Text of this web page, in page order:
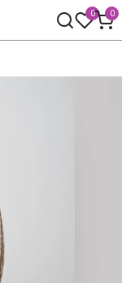
0 0